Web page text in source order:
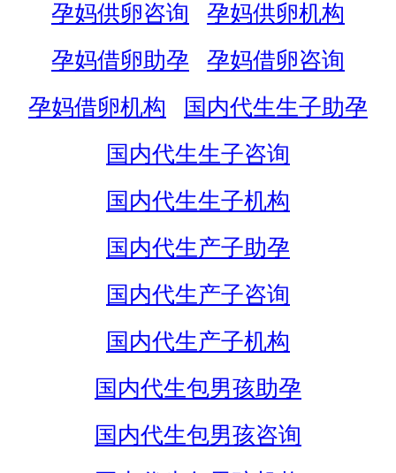
孕妈供卵咨询
孕妈供卵机构
孕妈借卵助孕
孕妈借卵咨询
孕妈借卵机构
国内代生生子助孕
国内代生生子咨询
国内代生生子机构
国内代生产子助孕
国内代生产子咨询
国内代生产子机构
国内代生包男孩助孕
国内代生包男孩咨询